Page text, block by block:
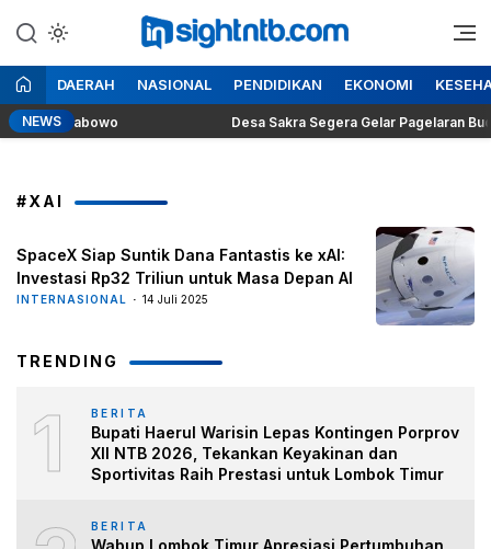
ke
konten
Insight NTB
Berita Seputar NTB
DAERAH NASIONAL PENDIDIKAN EKONOMI
NEWS
Prabowo Desa Sakra Segera Gelar Pagelaran
#XAI
SpaceX Siap Suntik Dana Fantastis ke xAI:
Investasi Rp32 Triliun untuk Masa Depan AI
INTERNASIONAL 14 Juli 2025
TRENDING
1 BERITA
Bupati Haerul Warisin Lepas Kontingen Porprov
XII NTB 2026, Tekankan Keyakinan dan
Sportivitas Raih Prestasi untuk Lombok Timur
BERITA
Wabup Lombok Timur Apresiasi Pertumbuhan